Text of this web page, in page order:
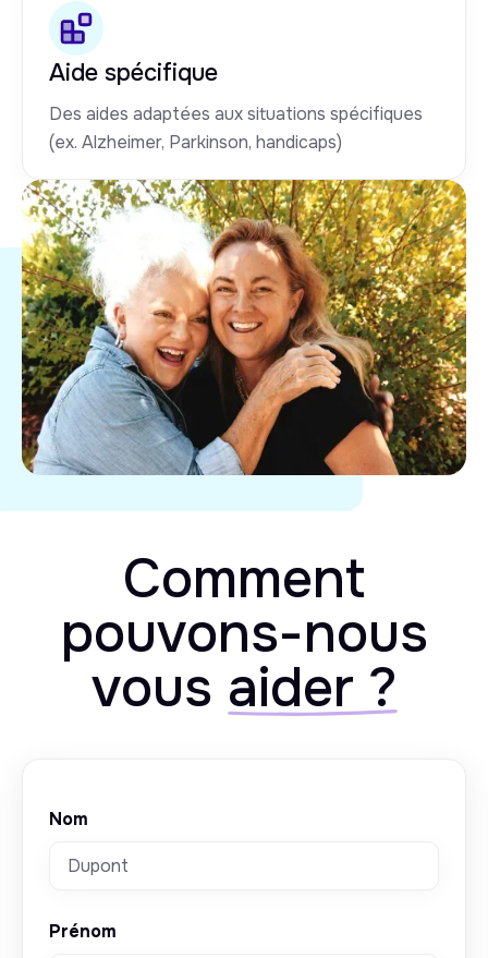
Aide spécifique
Des aides adaptées aux situations spécifiques
(ex. Alzheimer, Parkinson, handicaps)
Comment
pouvons-nous
vous aider ?
Nom
Prénom